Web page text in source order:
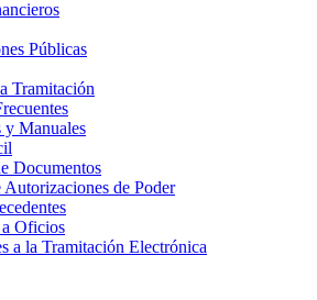
Públicas
Tramitación
y Manuales
Documentos
Autorizaciones de Poder
a Oficios
a la Tramitación Electrónica